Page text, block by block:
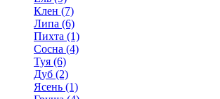
Клен (7)
Липа (6)
Пихта (1)
Сосна (4)
Туя (6)
Дуб (2)
Ясень (1)